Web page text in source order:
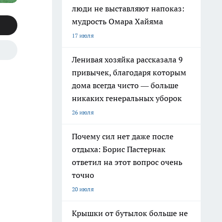
люди не выставляют напоказ:
мудрость Омара Хайяма
17 июля
Ленивая хозяйка рассказала 9
привычек, благодаря которым
дома всегда чисто — больше
никаких генеральных уборок
26 июля
Почему сил нет даже после
отдыха: Борис Пастернак
ответил на этот вопрос очень
точно
20 июля
Крышки от бутылок больше не